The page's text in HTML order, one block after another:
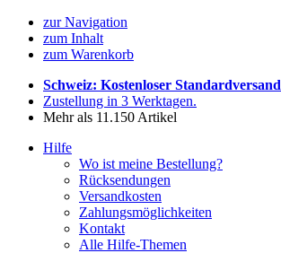
zur Navigation
zum Inhalt
zum Warenkorb
Schweiz: Kostenloser Standardversand
Zustellung in 3 Werktagen.
Mehr als 11.150 Artikel
Hilfe
Wo ist meine Bestellung?
Rücksendungen
Versandkosten
Zahlungsmöglichkeiten
Kontakt
Alle Hilfe-Themen